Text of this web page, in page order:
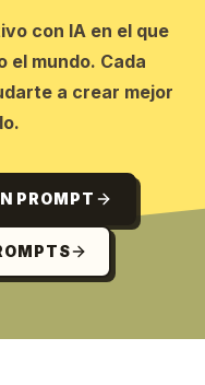
con IA en el que
el mundo. Cada
a crear mejor
PROMPT